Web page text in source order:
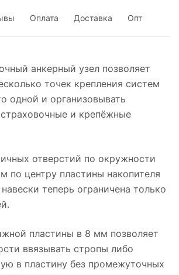
Оплата Доставка Опт
анкерный узел позволяет
точек крепления систем
одной и организовывать
и крепёжные
отверстий по окружности
по центру пластины накопителя
теперь ограничена только
пластины в 8 мм позволяет
ввязывать стропы либо
в пластину без промежуточных